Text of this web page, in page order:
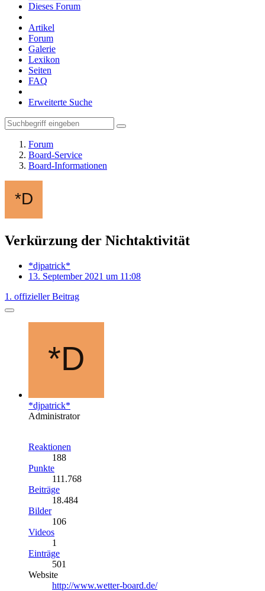
Dieses Forum
Artikel
Forum
Galerie
Lexikon
Seiten
FAQ
Erweiterte Suche
Forum
Board-Service
Board-Informationen
Verkürzung der Nichtaktivität
*djpatrick*
13. September 2021 um 11:08
1. offizieller Beitrag
*djpatrick*
Administrator
Reaktionen
188
Punkte
111.768
Beiträge
18.484
Bilder
106
Videos
1
Einträge
501
Website
http://www.wetter-board.de/